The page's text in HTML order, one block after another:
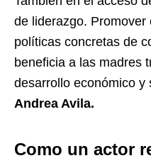
de liderazgo.
políticas concretas de
beneficia a las madres
desarrollo económico y
Andrea Avila.
Como un actor